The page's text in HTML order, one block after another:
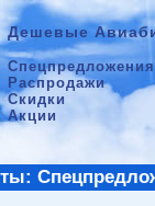
Дешевые
Спецпредложения
Распродажи
Скидки
Акции